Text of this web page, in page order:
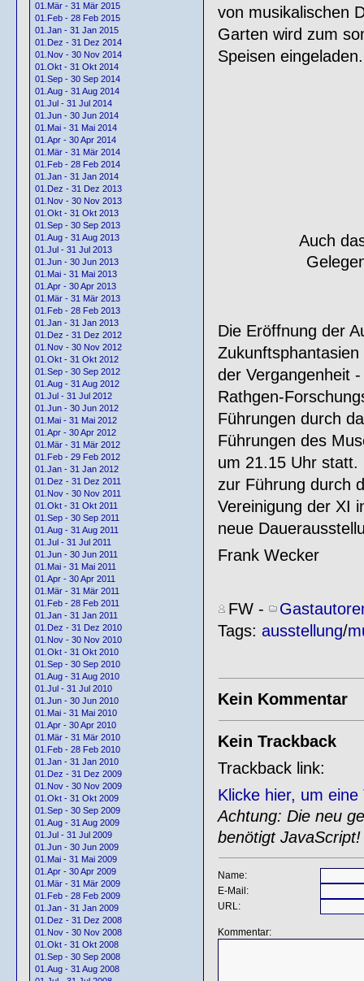
01.Mär - 31 Mär 2015
01.Feb - 28 Feb 2015
01.Jan - 31 Jan 2015
01.Dez - 31 Dez 2014
01.Nov - 30 Nov 2014
01.Okt - 31 Okt 2014
01.Sep - 30 Sep 2014
01.Aug - 31 Aug 2014
01.Jul - 31 Jul 2014
01.Jun - 30 Jun 2014
01.Mai - 31 Mai 2014
01.Apr - 30 Apr 2014
01.Mär - 31 Mär 2014
01.Feb - 28 Feb 2014
01.Jan - 31 Jan 2014
01.Dez - 31 Dez 2013
01.Nov - 30 Nov 2013
01.Okt - 31 Okt 2013
01.Sep - 30 Sep 2013
01.Aug - 31 Aug 2013
01.Jul - 31 Jul 2013
01.Jun - 30 Jun 2013
01.Mai - 31 Mai 2013
01.Apr - 30 Apr 2013
01.Mär - 31 Mär 2013
01.Feb - 28 Feb 2013
01.Jan - 31 Jan 2013
01.Dez - 31 Dez 2012
01.Nov - 30 Nov 2012
01.Okt - 31 Okt 2012
01.Sep - 30 Sep 2012
01.Aug - 31 Aug 2012
01.Jul - 31 Jul 2012
01.Jun - 30 Jun 2012
01.Mai - 31 Mai 2012
01.Apr - 30 Apr 2012
01.Mär - 31 Mär 2012
01.Feb - 29 Feb 2012
01.Jan - 31 Jan 2012
01.Dez - 31 Dez 2011
01.Nov - 30 Nov 2011
01.Okt - 31 Okt 2011
01.Sep - 30 Sep 2011
01.Aug - 31 Aug 2011
01.Jul - 31 Jul 2011
01.Jun - 30 Jun 2011
01.Mai - 31 Mai 2011
01.Apr - 30 Apr 2011
01.Mär - 31 Mär 2011
01.Feb - 28 Feb 2011
01.Jan - 31 Jan 2011
01.Dez - 31 Dez 2010
01.Nov - 30 Nov 2010
01.Okt - 31 Okt 2010
01.Sep - 30 Sep 2010
01.Aug - 31 Aug 2010
01.Jul - 31 Jul 2010
01.Jun - 30 Jun 2010
01.Mai - 31 Mai 2010
01.Apr - 30 Apr 2010
01.Mär - 31 Mär 2010
01.Feb - 28 Feb 2010
01.Jan - 31 Jan 2010
01.Dez - 31 Dez 2009
01.Nov - 30 Nov 2009
01.Okt - 31 Okt 2009
01.Sep - 30 Sep 2009
01.Aug - 31 Aug 2009
01.Jul - 31 Jul 2009
01.Jun - 30 Jun 2009
01.Mai - 31 Mai 2009
01.Apr - 30 Apr 2009
01.Mär - 31 Mär 2009
01.Feb - 28 Feb 2009
01.Jan - 31 Jan 2009
01.Dez - 31 Dez 2008
01.Nov - 30 Nov 2008
01.Okt - 31 Okt 2008
01.Sep - 30 Sep 2008
01.Aug - 31 Aug 2008
von musikalischen
Garten wird zum
Speisen eingeladen.
Auch
Die Eröffnung der
Zukunftsphantasien
der Vergangenheit
Rathgen-
Führungen durch
Führungen des
um 21.15 Uhr statt.
zur Führung durch
Vereinigung der XI
neue
Frank Wecker
FW-
Tags: ausstellung/
Kein Kommentar
Kein Trackback
Trackback link:
Klicke hier, um
Achtung: Die neu
benötigt JavaScript!
Name:
E-Mail:
URL:
Kommentar: